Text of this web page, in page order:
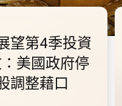
慶假期連中
內地旅客到